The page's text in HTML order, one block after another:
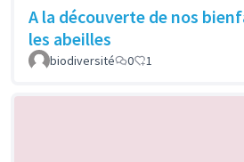
A la découverte de nos
les abeilles
biodiversité 0 1